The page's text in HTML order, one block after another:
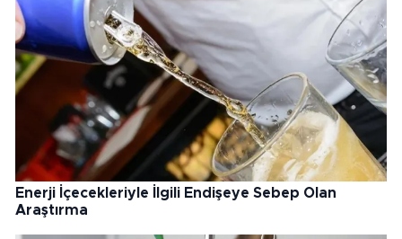
Enerji İçecekleriyle İlgili Endişeye Sebep Olan
Araştırma